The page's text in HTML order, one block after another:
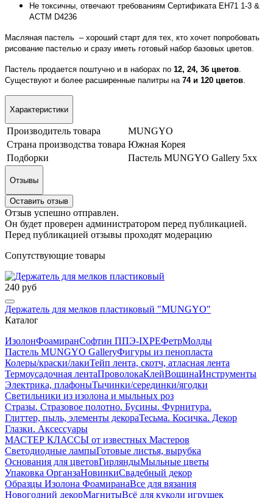
Не токсичны, отвечают требованиям Сертификата ЕН71 1-3 &
АСТМ D4236
Масляная пастель – хороший старт для тех, кто хочет попробовать
рисование пастелью и сразу иметь готовый набор базовых цветов.
Пастель продается поштучно и в наборах по 12, 24, 36 цветов
Существуют и более расширенные палитры на 74 и 120 цветов
Характеристики
Производитель товара
MUNGYO
Страна производства товара Южная Корея
Подборки
Пастель MUNGYO Gallery 5хх
Отзывы
Оставить отзыв
Отзыв успешно отправлен.
Он будет проверен администратором перед публикацией.
Перед публикацией отзывы проходят модерацию
Сопутствующие товары
240 руб
Держатель для мелков пластиковый "MUNGYO"
Каталог
ИзолонФоамиранСофтин ППЭ-IXPEФетрМолды
Пастель MUNGYO GalleryФигуры из пенопласта
Колеры/краски/лакиТейп лента, скотч, атласная лента
Термоусадочная лентаПроволокаКлейВощинаИнструменты
Электрика, плафоныТычинки/серединки/ягодки
Светильники из изолона и мыльных роз
Стразы. Стразовое полотно. Бусины. Фурнитура.
Глиттер, пыль, элементы декораТесьма. Косичка. Декор
Глазки. Аксессуары
МАСТЕР КЛАССЫ от известных Мастеров
Светодиодные лампыГотовые листья, вырубка
Основания для цветовГирляндыМыльные цветы
Упаковка ОрганзаНовинкиСвадебный декор
Образцы Изолона ФоамиранаВсе для вязания
Новогодний декорМагнитыВсё для куколи игрушек